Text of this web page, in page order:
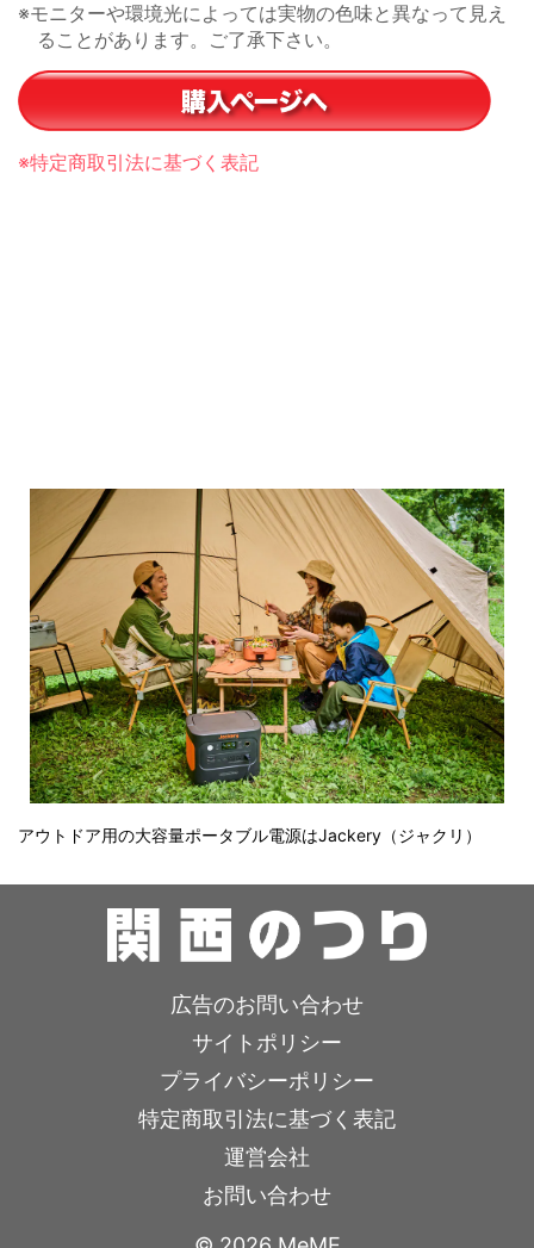
※モニターや環境光によっては実物の色味と異なって見え
ることがあります。ご了承下さい。
※特定商取引法に基づく表記
アウトドア用の大容量ポータブル電源はJackery（ジャクリ）
広告のお問い合わせ
サイトポリシー
プライバシーポリシー
特定商取引法に基づく表記
運営会社
お問い合わせ